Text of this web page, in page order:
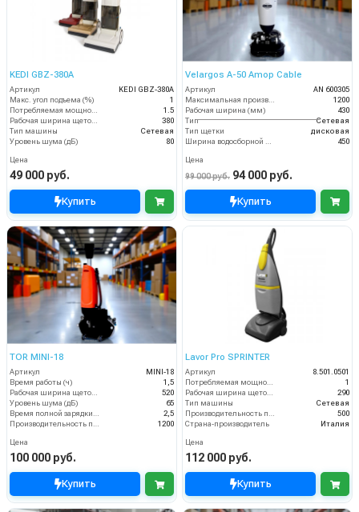
KEDI GBZ-380A
Артикул
KEDI GBZ-380A
Макс. угол подъема (%)
1
1.5
380
Тип машины
Сетевая
Уровень шума (дБ)
80
Цена
49 000 руб.
Купить
Velargos A-50 Amop Cable
Артикул
AN 600305
1200
Рабочая ширина (мм)
430
Тип
Сетевая
Тип щетки
дисковая
450
Цена
99 000 руб. 94 000 руб.
Купить
TOR MINI-18
Артикул
MINI-18
Время работы (ч)
1,5
Рабочая ширина щеток (мм)
520
Уровень шума (дБ)
65
Время полной зарядки аккумулятора (ч)
2,5
Производительность по площади (м2/ч)
1200
Цена
100 000 руб.
Купить
Lavor Pro SPRINTER
Артикул
8.501.0501
Потребляемая мощность (кВт)
1
Рабочая ширина щеток (мм)
290
Тип машины
Сетевая
Производительность по площади (м2/ч)
500
Страна-производитель
Италия
Цена
112 000 руб.
Купить